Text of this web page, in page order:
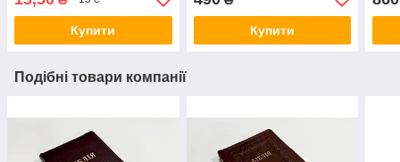
Купити Купити
Подібні товари компанії